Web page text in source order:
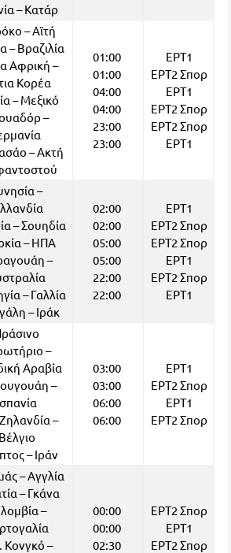
– Κατάρ
– Αϊτή
– Βραζιλία
Αφρική –
Κορέα
– Μεξικό
–
– Ακτή
01:00
01:00
04:00
04:00
23:00
23:00
ΕΡΤ1
ΕΡΤ2 Σπορ
ΕΡΤ1
ΕΡΤ2 Σπορ
ΕΡΤ2 Σπορ
ΕΡΤ1
–
– Σουηδία
– ΗΠΑ
–
– Γαλλία
– Ιράκ
02:00
02:00
05:00
05:00
22:00
22:00
ΕΡΤ1
ΕΡΤ2 Σπορ
ΕΡΤ2 Σπορ
ΕΡΤ1
ΕΡΤ2 Σπορ
ΕΡΤ1
–
Αραβία
–
–
Βέλγιο
– Ιράν
03:00
03:00
06:00
06:00
ΕΡΤ1
ΕΡΤ2 Σπορ
ΕΡΤ1
ΕΡΤ2 Σπορ
– Αγγλία
– Γκάνα
–
Κονγκό –
00:00
00:00
02:30
ΕΡΤ2 Σπορ
ΕΡΤ1
ΕΡΤ2 Σπορ